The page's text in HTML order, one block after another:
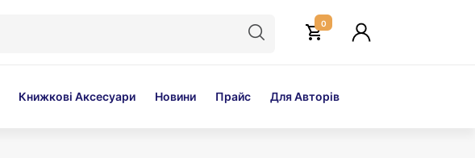
0
Книжкові Аксесуари Новини Прайс Для Авторів